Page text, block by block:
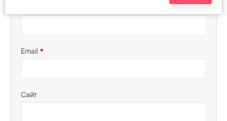
Email
Сайт